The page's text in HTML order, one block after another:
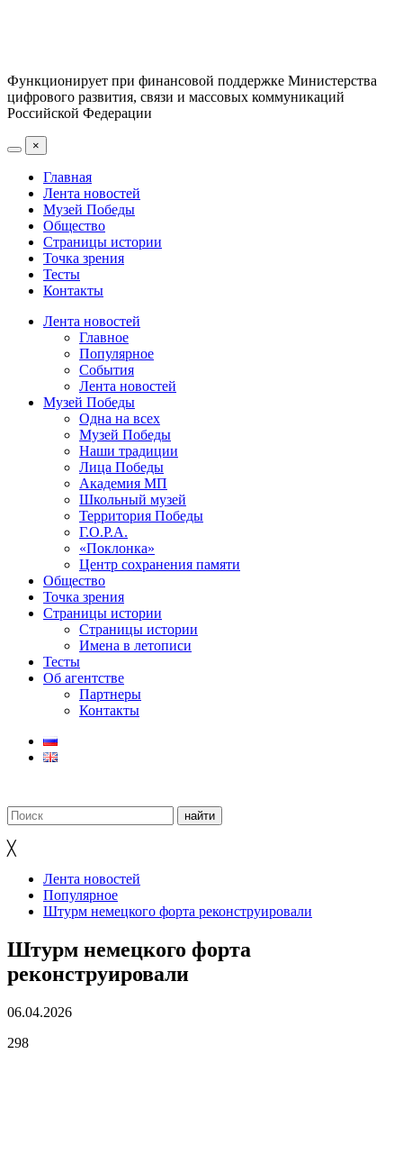
Функционирует при финансовой поддержке Министерства
цифрового развития, связи и массовых коммуникаций
Российской Федерации
×
Главная
Лента новостей
Музей Победы
Общество
Страницы истории
Точка зрения
Тесты
Контакты
Лента новостей
Главное
Популярное
События
Лента новостей
Музей Победы
Одна на всех
Музей Победы
Наши традиции
Лица Победы
Академия МП
Школьный музей
Территория Победы
Г.О.Р.А.
«Поклонка»
Центр сохранения памяти
Общество
Точка зрения
Страницы истории
Страницы истории
Имена в летописи
Тесты
Об агентстве
Партнеры
Контакты
╳
Лента новостей
Популярное
Штурм немецкого форта реконструировали
Штурм немецкого форта
реконструировали
06.04.2026
298